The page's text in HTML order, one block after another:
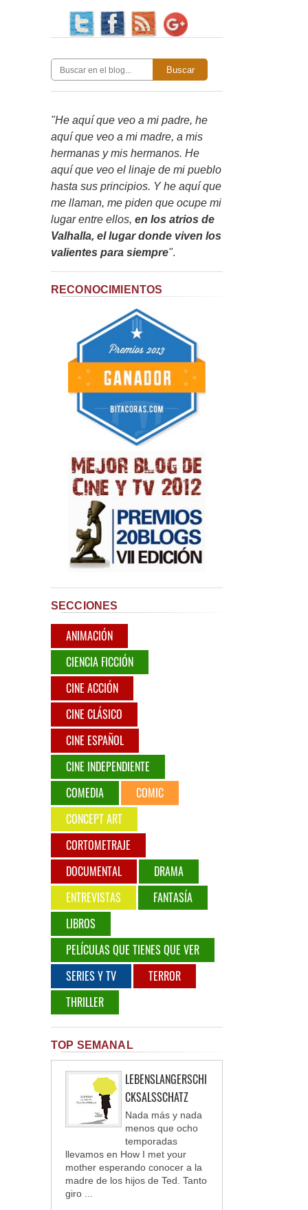
Buscar
"He aquí que veo a mi padre, he
aquí que veo a mi madre, a mis
hermanas y mis hermanos. He
aquí que veo el linaje de mi pueblo
hasta sus principios. Y he aquí que
me llaman, me piden que ocupe mi
lugar entre ellos, en los atrios de
Valhalla, el lugar donde viven los
valientes para siempre".
RECONOCIMIENTOS
SECCIONES
ANIMACIÓN
CIENCIA FICCIÓN
CINE ACCIÓN
CINE CLÁSICO
CINE ESPAÑOL
CINE INDEPENDIENTE
COMEDIA
COMIC
CONCEPT ART
CORTOMETRAJE
DOCUMENTAL
DRAMA
ENTREVISTAS
FANTASÍA
LIBROS
PELÍCULAS QUE TIENES QUE VER
SERIES Y TV
TERROR
THRILLER
TOP SEMANAL
LEBENSLANGERSCHI
CKSALSSCHATZ
Nada más y nada
menos que ocho
temporadas
llevamos en How I met your
mother esperando conocer a la
madre de los hijos de Ted. Tanto
giro ...